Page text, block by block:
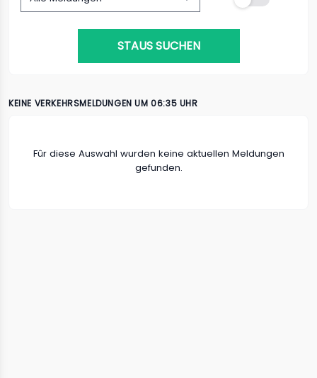
STAUS SUCHEN
KEINE VERKEHRSMELDUNGEN UM 06:35 UHR
Fûr diese Auswahl wurden keine aktuellen Meldungen
gefunden.